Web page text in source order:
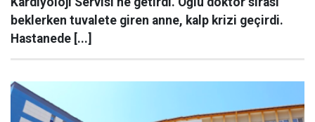
beklerken tuvalete giren anne, kalp krizi geçirdi.
Hastanede [...]